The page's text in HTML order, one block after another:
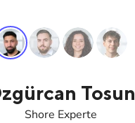
Tosun
Shore Experte